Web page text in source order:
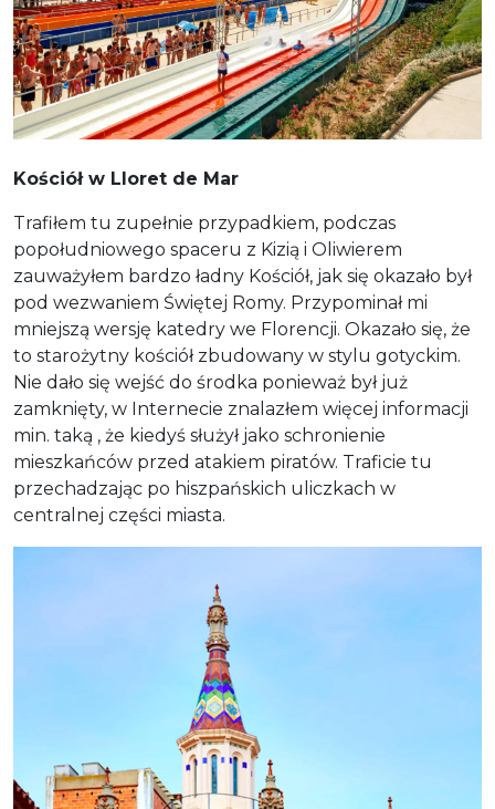
Kościół w Lloret de Mar
Trafiłem tu zupełnie przypadkiem, podczas
popołudniowego spaceru z Kizią i Oliwierem
zauważyłem bardzo ładny Kościół, jak się okazało był
pod wezwaniem Świętej Romy. Przypominał mi
mniejszą wersję katedry we Florencji. Okazało się, że
to starożytny kościół zbudowany w stylu gotyckim.
Nie dało się wejść do środka ponieważ był już
zamknięty, w Internecie znalazłem więcej informacji
min. taką , że kiedyś służył jako schronienie
mieszkańców przed atakiem piratów. Traficie tu
przechadzając po hiszpańskich uliczkach w
centralnej części miasta.